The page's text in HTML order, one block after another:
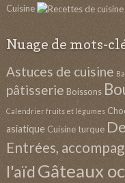
Cuisine
Nuage de mots-
Astuces de cuisine
pâtisserie Boissons
Calendrier fruits et légumes
asiatique Cuisine turque
Entrées,
l'aïdGâteaux